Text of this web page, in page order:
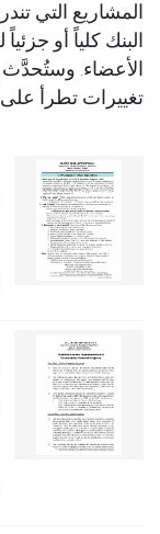
المشاريع التي
البنك كلياً أو
الأعضاء.
تغييرات تطرأ